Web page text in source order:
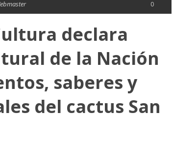
0
declara
de la Nación
saberes y
del cactus San